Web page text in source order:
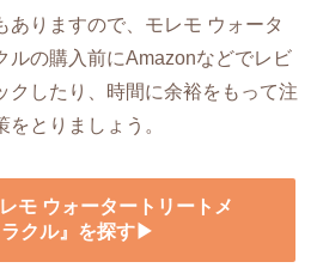
ありますので、モレモ ウォータ
ルの購入前にAmazonなどでレビ
クしたり、時間に余裕をもって注
とりましょう。
モ ウォータートリートメ
ラクル』を探す▶